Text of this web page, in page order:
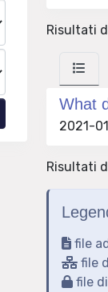
Risultati
What
2021-
Risultati
file
file
file